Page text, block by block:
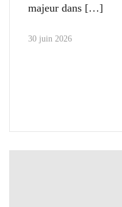
majeur dans
30 juin 2026